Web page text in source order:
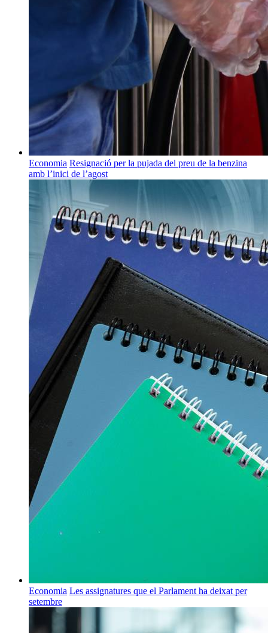
Economia Resignació per la pujada del preu de la benzina
amb l’inici de l’agost
Economia Les assignatures que el Parlament ha deixat per
setembre